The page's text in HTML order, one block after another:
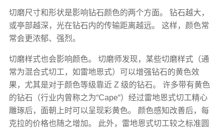
切磨尺寸和形状是影响钻石颜色的两个方面。 钻石越大，
或亭部越深，光在钻石内的传输距离越远。 这样，颜色常
常会更浓郁、强烈。
切磨样式也会影响颜色。 切磨师发现，某些切磨样式（通
常为混合式切工，如雷地恩式）可以增强钻石的黄色效
果，尤其是对于颜色等级靠近 Z 级的钻石。 许多带有黄色
的钻石（行业内曾称之为“Cape“）经过雷地恩式切工精心
雕琢后，面朝上时可以呈现彩黄色。 颜色感知改善后，每
克拉的价格也随之增加。 此外，雷地恩式切工较之标准圆